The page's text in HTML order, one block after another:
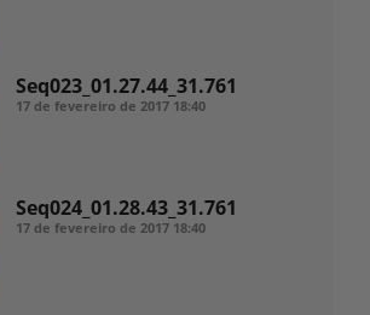
Seq023_01.27.44_31.761
17 de fevereiro de 2017 18:40
Seq024_01.28.43_31.761
17 de fevereiro de 2017 18:40